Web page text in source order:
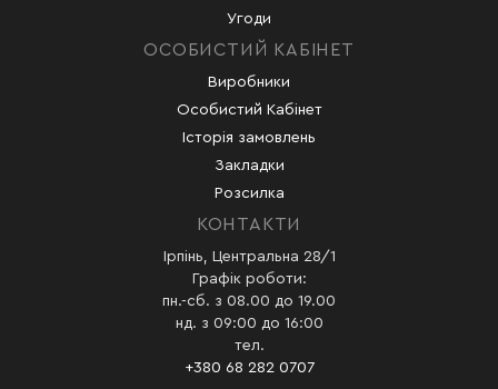
Угоди
ОСОБИСТИЙ КАБІНЕТ
Виробники
Особистий Кабінет
Історія замовлень
Закладки
Розсилка
КОНТАКТИ
Ірпінь, Центральна 28/1
Графік роботи:
пн.-сб. з 08.00 до 19.00
нд. з 09:00 до 16:00
тел.
+380 68 282 0707